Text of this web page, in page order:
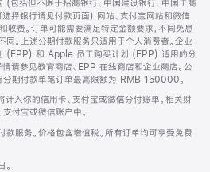
(包括但不限于招商银行、中国建设银行、中国工商
择银行请见付款页面) 网站、支付宝网站和微信
收费。订单可能需要满足特定金额要求，不同免息
。上述分期付款服务只适用于个人消费者。企业
(EPP) 和 Apple 员工购买计划 (EPP) 适用的分
请参见教育商店、EPP 在线商店和企业商店。公
分期付款单笔订单最高限额为 RMB 150000。
计入你的信用卡、支付宝或微信分付账单。相关财
付宝或微信账户中。
服务。价格包含增值税。所有订单均可享受免费